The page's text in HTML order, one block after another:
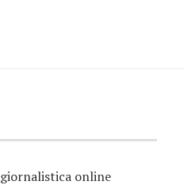
online